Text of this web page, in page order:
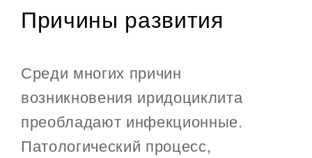
Причины развития
Среди многих причин
возникновения иридоциклита
преобладают инфекционные.
Патологический процесс,